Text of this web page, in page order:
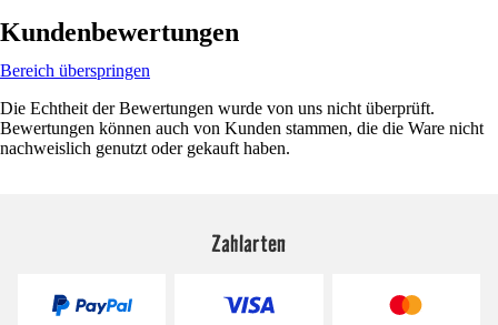
Kundenbewertungen
Bereich überspringen
Die Echtheit der Bewertungen wurde von uns nicht überprüft.
Bewertungen können auch von Kunden stammen, die die Ware nicht
nachweislich genutzt oder gekauft haben.
Zahlarten